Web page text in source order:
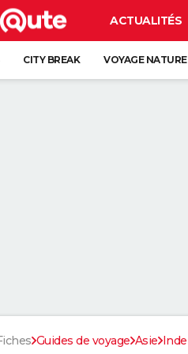
ACTUALITÉS
CITY BREAK VOYAGE NATURE
Guides de voyage Asie Inde